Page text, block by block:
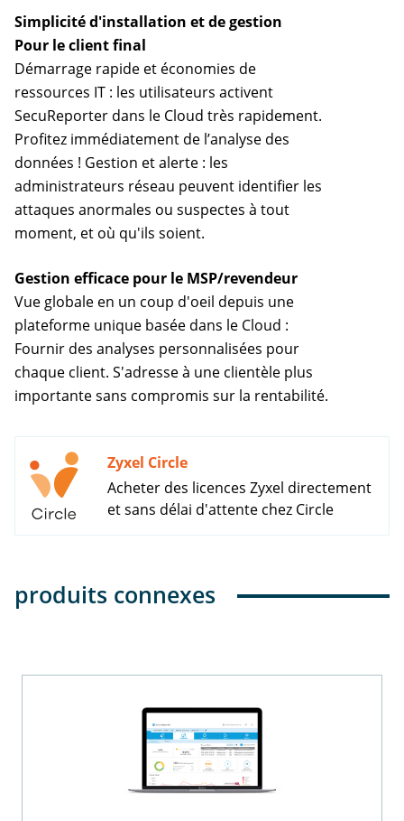
Simplicité d'installation et de gestion
Pour le client final
Démarrage rapide et économies de
ressources IT : les utilisateurs activent
SecuReporter dans le Cloud très rapidement.
Profitez immédiatement de l’analyse des
données ! Gestion et alerte : les
administrateurs réseau peuvent identifier les
attaques anormales ou suspectes à tout
moment, et où qu'ils soient.
Gestion efficace pour le MSP/revendeur
Vue globale en un coup d'oeil depuis une
plateforme unique basée dans le Cloud :
Fournir des analyses personnalisées pour
chaque client. S'adresse à une clientèle plus
importante sans compromis sur la rentabilité.
Zyxel Circle
Acheter des licences Zyxel directement
et sans délai d'attente chez Circle
produits connexes